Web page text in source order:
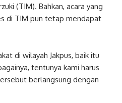
(TIM). Bahkan, acara yang
di TIM pun tetap mendapat
di wilayah Jakpus, baik itu
tentunya kami harus
berlangsung dengan